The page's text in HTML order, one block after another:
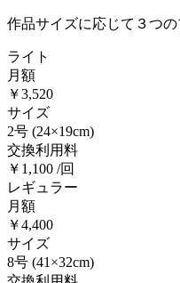
作品サイズに応じて３つ
ライト
月額
￥3,520
サイズ
2号 (24×19cm)
交換利用料
￥1,100 /回
レギュラー
月額
￥4,400
サイズ
8号 (41×32cm)